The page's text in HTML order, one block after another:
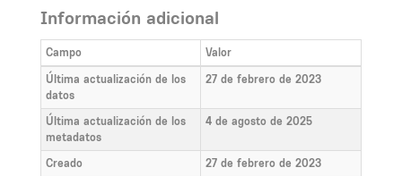
Información adicional
Campo
Valor
Última actualización de los
datos
27 de febrero de 2023
Última actualización de los
metadatos
4 de agosto de 2025
Creado
27 de febrero de 2023